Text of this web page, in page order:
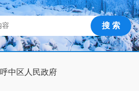
搜 索
呼中区人民政府